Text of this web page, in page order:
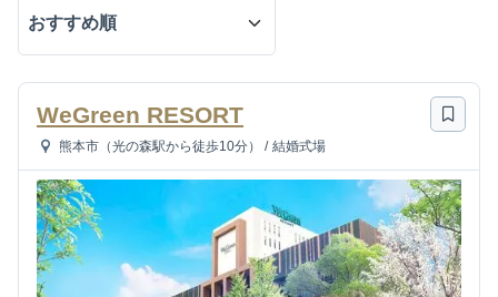
WeGreen RESORT
熊本市（光の森駅から徒歩10分） / 結婚式場